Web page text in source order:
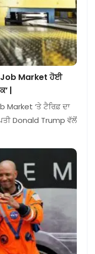
Job Market ਹੋਈ
|
‘ਤੇ ਟੈਰਿਫ਼ ਦਾ
Donald Trump ਵੱਲੋਂ